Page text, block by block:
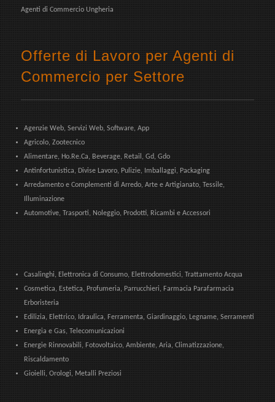
Agenti di Commercio Ungheria
Offerte di Lavoro per Agenti di
Commercio per Settore
Agenzie Web, Servizi Web, Software, App
Agricolo, Zootecnico
Alimentare, Ho.Re.Ca, Beverage, Retail, Gd, Gdo
Antinfortunistica, Divise Lavoro, Pulizie, Imballaggi, Packaging
Arredamento e Complementi di Arredo, Arte e Artigianato, Tessile,
Illuminazione
Automotive, Trasporti, Noleggio, Prodotti, Ricambi e Accessori
Casalinghi, Elettronica di Consumo, Elettrodomestici, Trattamento Acqua
Cosmetica, Estetica, Profumeria, Parrucchieri, Farmacia Parafarmacia
Erboristeria
Edilizia, Elettrico, Idraulica, Ferramenta, Giardinaggio, Legname, Serramenti
Energia e Gas, Telecomunicazioni
Energie Rinnovabili, Fotovoltaico, Ambiente, Aria, Climatizzazione,
Riscaldamento
Gioielli, Orologi, Metalli Preziosi